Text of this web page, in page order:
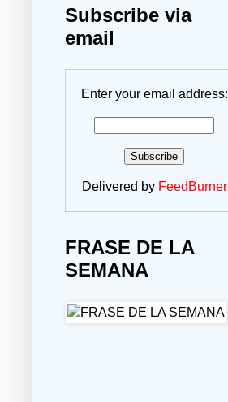
Subscribe via
email
Enter your email address:
Delivered by FeedBurner
FRASE DE LA
SEMANA